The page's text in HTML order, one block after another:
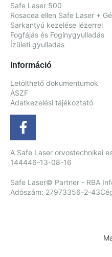
Safe Laser 500
Rosacea ellen Safe Laser +
Sarkantyú kezelése lézerrel
Fogfájás és Fogínygyulladás
Ízületi gyulladás
Információ
Letölthető dokumentumok
ÁSZF
Adatkezelési tájékoztató
A Safe Laser orvostechnikai
144446-13-08-16
Safe Laser© Partner - RBA
Adószám: 27973356-2-43